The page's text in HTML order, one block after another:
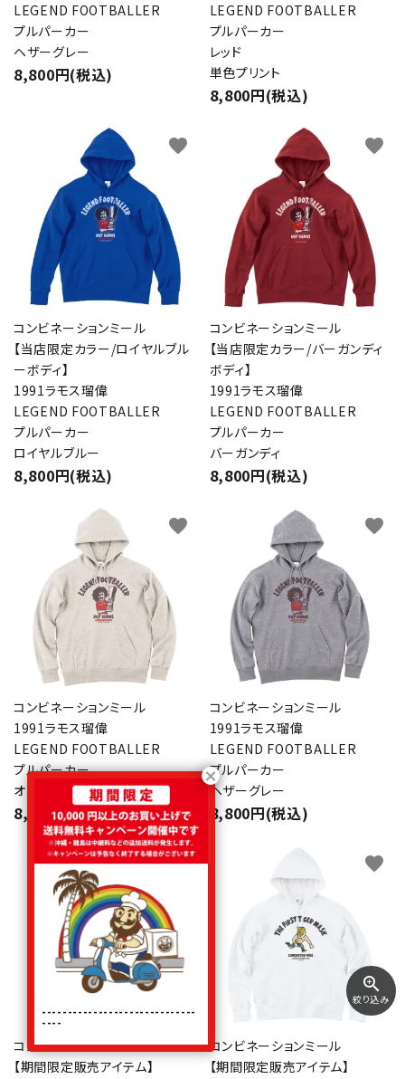
LEGEND FOOTBALLER
プルパーカー
ヘザーグレー
8,800円(税込)
LEGEND FOOTBALLER
プルパーカー
レッド
単色プリント
8,800円(税込)
コンビネーションミール
【当店限定カラー/ロイヤルブル
ーボディ】
1991ラモス瑠偉
LEGEND FOOTBALLER
プルパーカー
ロイヤルブルー
8,800円(税込)
favorite
コンビネーションミール
【当店限定カラー/バーガンディ
ボディ】
1991ラモス瑠偉
LEGEND FOOTBALLER
プルパーカー
バーガンディ
8,800円(税込)
favorite
コンビネーションミール
1991ラモス瑠偉
LEGEND FOOTBALLER
プルパーカー
オートミール
8,800円(税込)
favorite
コンビネーションミール
1991ラモス瑠偉
LEGEND FOOTBALLER
プルパーカー
ヘザーグレー
8,800円(税込)
favorite
コンビネーションミール
【期間限定販売アイテム】
favorite
コンビネーションミール
【期間限定販売アイテム】
favorite
zoom_in
絞り込み
------------------------------
----